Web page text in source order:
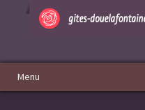
Menu